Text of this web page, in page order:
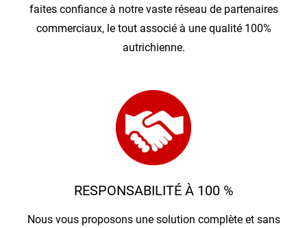
faites confiance à notre vaste réseau de partenaires
commerciaux, le tout associé à une qualité 100%
autrichienne.
RESPONSABILITÉ À 100 %
Nous vous proposons une solution complète et sans